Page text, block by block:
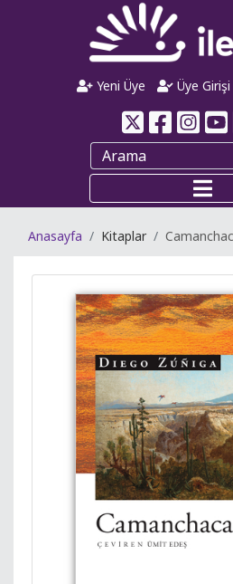
Yeni Üye Üye Girişi
Anasayfa Kitaplar